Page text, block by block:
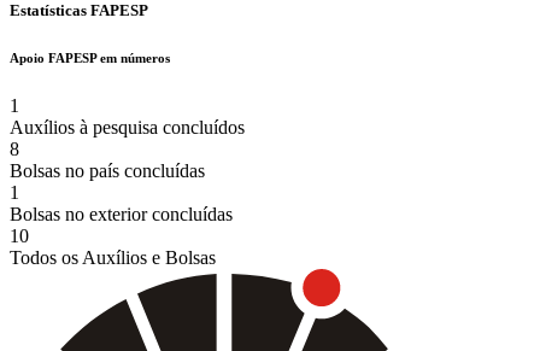
Estatísticas FAPESP
Apoio FAPESP em números
1
Auxílios à pesquisa concluídos
8
Bolsas no país concluídas
1
Bolsas no exterior concluídas
10
Todos os Auxílios e Bolsas